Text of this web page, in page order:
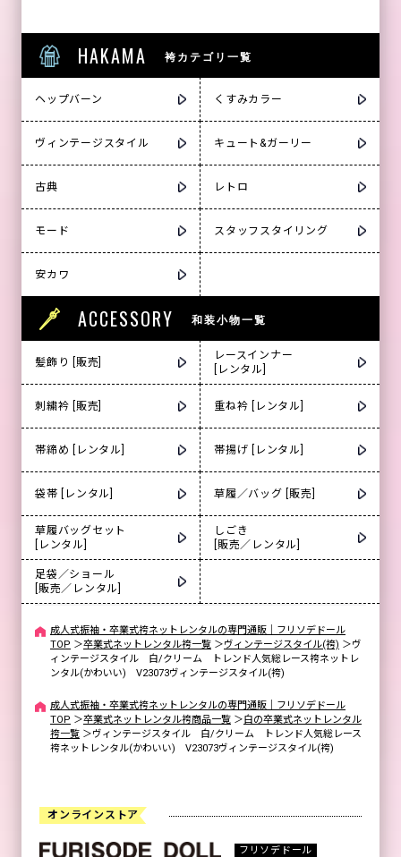
HAKAMA 袴カテゴリ一覧
ヘップバーン くすみカラー
ヴィンテージスタイル キュート&ガーリー
古典 レトロ
モード スタッフスタイリング
安カワ
ACCESSORY 和装小物一覧
髪飾り [販売]
レースインナー
[レンタル]
刺繍衿 [販売] 重ね衿 [レンタル]
帯締め [レンタル] 帯揚げ [レンタル]
袋帯 [レンタル] 草履／バッグ [販売]
草履バッグセット
[レンタル]
しごき
[販売／レンタル]
足袋／ショール
[販売／レンタル]
成人式振袖・卒業式袴ネットレンタルの専門通販｜フリソデドール
TOP ＞卒業式ネットレンタル袴一覧 ＞ヴィンテージスタイル(袴) ＞ヴ
ィンテージスタイル 白/クリーム トレンド人気総レース袴ネットレ
ンタル(かわいい) V23073ヴィンテージスタイル(袴)
成人式振袖・卒業式袴ネットレンタルの専門通販｜フリソデドール
TOP ＞卒業式ネットレンタル袴商品一覧 ＞白の卒業式ネットレンタル
袴一覧 ＞ヴィンテージスタイル 白/クリーム トレンド人気総レース
袴ネットレンタル(かわいい) V23073ヴィンテージスタイル(袴)
オンラインストア
フリソデドール